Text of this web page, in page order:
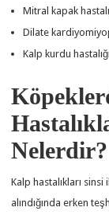
Mitral kapak
Dilate
Kalp kurdu
Nelerdir?
Kalp hastalıkları
alındığında erken